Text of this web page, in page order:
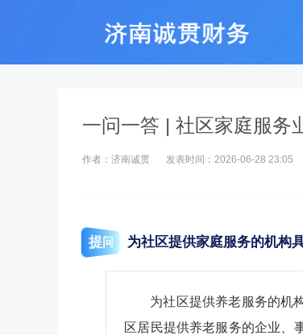
一问一答 | 社区家庭服务
作者：济南诚贯 发表时间：2026-06-28 23:05
提问 为社区提供家庭服务的机构
为社区提供养老服务的机
区居民提供养老服务的企业、